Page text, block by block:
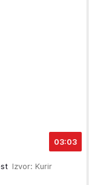
03:03
Izvor: Kurir